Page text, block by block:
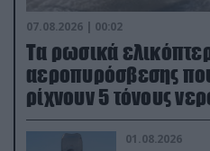
07.08.2026 | 00:02
Τα ρωσικά
αεροπυρόσβεσης
ρίχνουν 5 τόνους
01.08.2026